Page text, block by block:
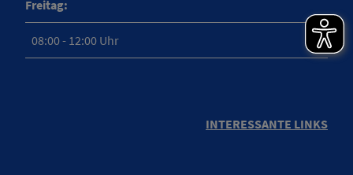
Freitag:
08:00 - 12:00 Uhr
INTERESSANTE LINKS